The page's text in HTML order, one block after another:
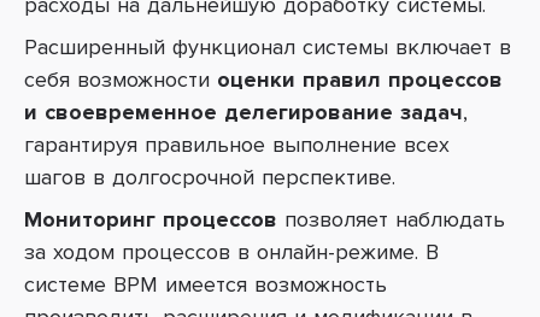
Расширенный функционал системы включает в
себя возможности оценки правил процессов
и своевременное делегирование задач,
гарантируя правильное выполнение всех
шагов в долгосрочной перспективе.
Мониторинг процессов позволяет наблюдать
за ходом процессов в онлайн-режиме. В
системе BPM имеется возможность